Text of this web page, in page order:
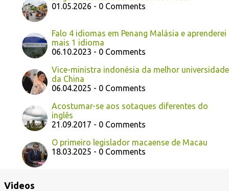
01.05.2026 - 0 Comments
Falo 4 idiomas em Penang Malásia e aprenderei
mais 1 idioma
06.10.2023 - 0 Comments
Vice-ministra indonésia da melhor universidade
da China
06.04.2025 - 0 Comments
Acostumar-se aos sotaques diferentes do
inglês
21.09.2017 - 0 Comments
O primeiro legislador macaense de Macau
18.03.2025 - 0 Comments
Videos